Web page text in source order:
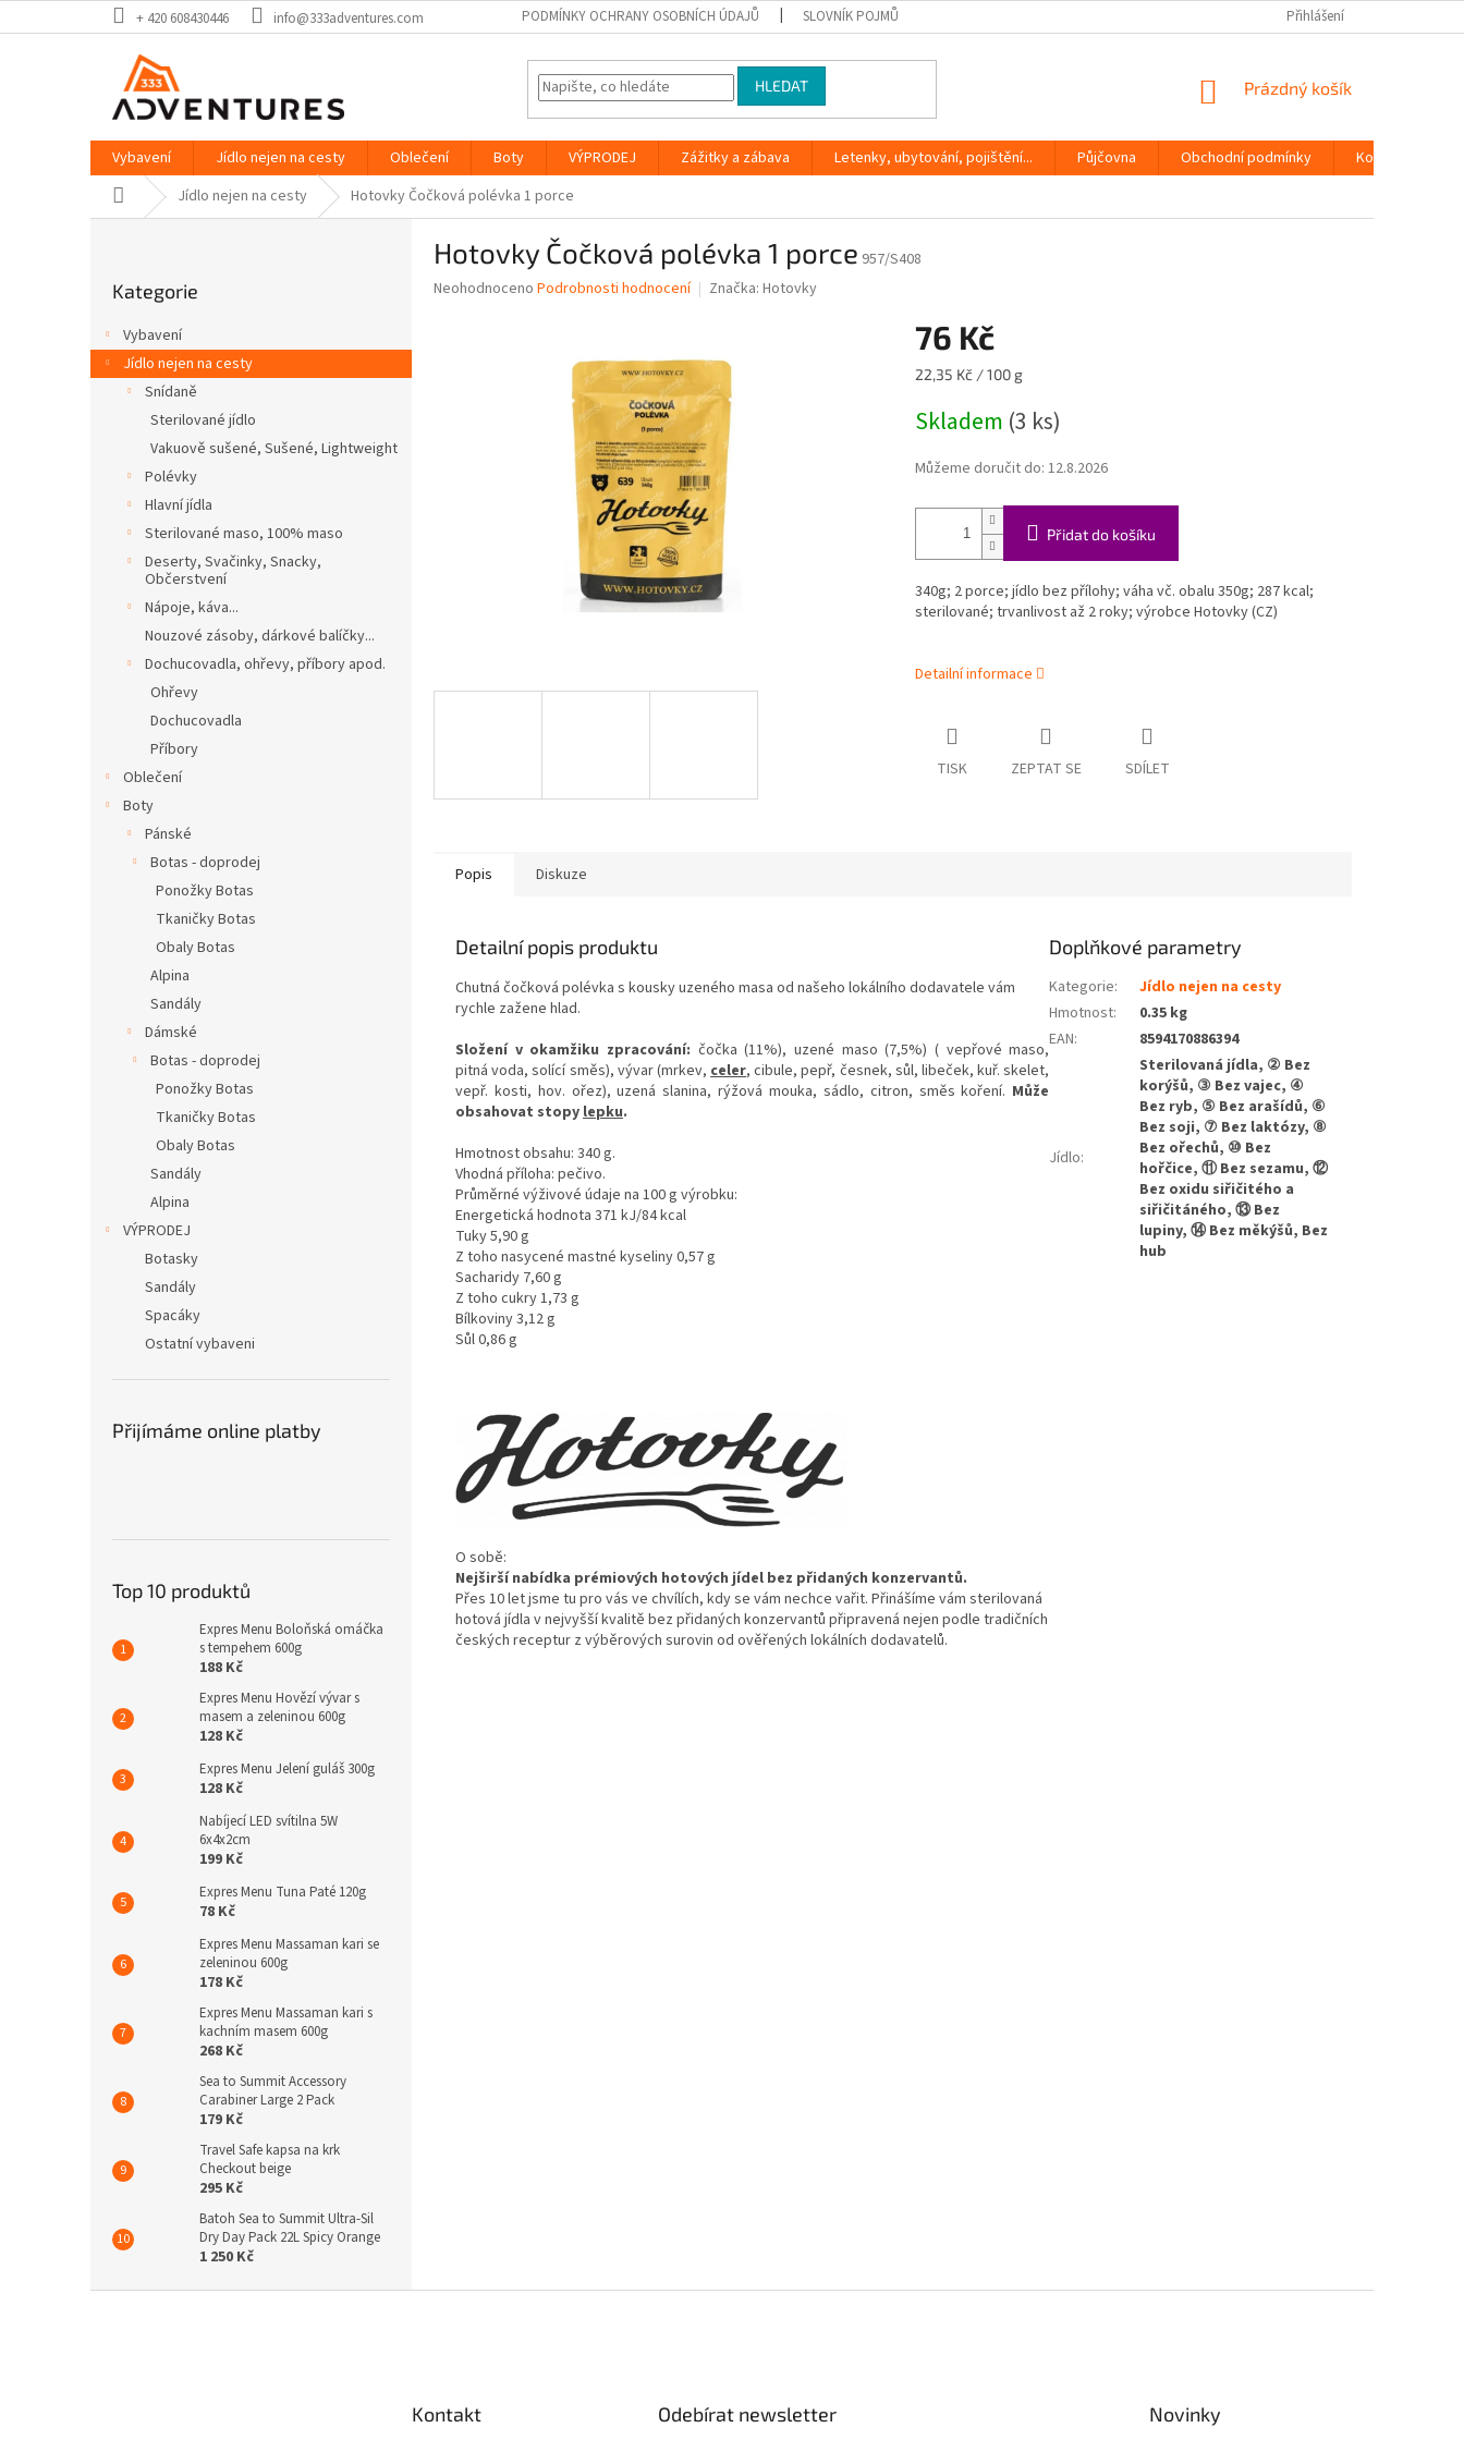
na
+ 420 608430446 info@333adventures.com PODMÍNKY OCHRANY OSOBNÍCH ÚDAJŮ SLOVNÍK POJMŮ Přihlášení
HLEDAT
NÁKUPNÍ
Prázdný košík
Vybavení Jídlo nejen na cesty Oblečení Boty VÝPRODEJ Zážitky a zábava Letenky, ubytování, pojištění... Půjčovna Obchodní podmínky
Kontakty
Domů Jídlo nejen na cesty Hotovky Čočková polévka 1 porce
a
n
kategorie
Kategorie
Vybavení
Jídlo nejen na cesty
Snídaně
Sterilované jídlo
Vakuově sušené, Sušené, Lightweight
Polévky
Hlavní jídla
Sterilované maso, 100% maso
Deserty, Svačinky, Snacky,
Občerstvení
Nápoje, káva...
Nouzové zásoby, dárkové balíčky...
Dochucovadla, ohřevy, příbory apod.
Ohřevy
Dochucovadla
Příbory
Oblečení
Boty
Pánské
Botas - doprodej
Ponožky Botas
Tkaničky Botas
Obaly Botas
Alpina
Sandály
Dámské
Botas - doprodej
Ponožky Botas
Tkaničky Botas
Obaly Botas
Sandály
Alpina
VÝPRODEJ
Botasky
Sandály
Spacáky
Ostatní vybaveni
Přijímáme online platby
Top 10 produktů
Expres Menu Boloňská omáčka
s tempehem 600g
188 Kč
Expres Menu Hovězí vývar s
masem a zeleninou 600g
128 Kč
Expres Menu Jelení guláš 300g
128 Kč
Nabíjecí LED svítilna 5W
6x4x2cm
199 Kč
Expres Menu Tuna Paté 120g
78 Kč
Expres Menu Massaman kari se
zeleninou 600g
178 Kč
Expres Menu Massaman kari s
kachním masem 600g
268 Kč
Sea to Summit Accessory
Carabiner Large 2 Pack
179 Kč
Travel Safe kapsa na krk
Checkout beige
295 Kč
Batoh Sea to Summit Ultra-Sil
Dry Day Pack 22L Spicy Orange
1 250 Kč
Hotovky Čočková polévka 1 porce 957/S408
Průměrné
Neohodnoceno Podrobnosti hodnocení Značka: Hotovky
76 Kč
Měrná
22,35 Kč / 100 g
Skladem (3 ks)
Můžeme doručit do: 12.8.2026
Přidat do košíku
340g; 2 porce; jídlo bez přílohy; váha vč. obalu 350g; 287 kcal;
sterilované; trvanlivost až 2 roky; výrobce Hotovky (CZ)
Detailní informace
TISK ZEPTAT SE SDÍLET
Popis Diskuze
Detailní popis produktu
Chutná čočková polévka s kousky uzeného masa od našeho lokálního dodavatele vám
rychle zažene hlad.
Složení v okamžiku zpracování: čočka (11%), uzené maso (7,5%) ( vepřové maso,
pitná voda, solící směs), vývar (mrkev, celer, cibule, pepř, česnek, sůl, libeček, kuř. skelet,
vepř. kosti, hov. ořez), uzená slanina, rýžová mouka, sádlo, citron, směs koření. Může
obsahovat stopy lepku.
Hmotnost obsahu: 340 g.
Vhodná příloha: pečivo.
Průměrné výživové údaje na 100 g výrobku:
Energetická hodnota 371 kJ/84 kcal
Tuky 5,90 g
Z toho nasycené mastné kyseliny 0,57 g
Sacharidy 7,60 g
Z toho cukry 1,73 g
Bílkoviny 3,12 g
Sůl 0,86 g
O sobě:
Nejširší nabídka prémiových hotových jídel bez přidaných konzervantů.
Přes 10 let jsme tu pro vás ve chvílích, kdy se vám nechce vařit. Přinášíme vám sterilovaná
hotová jídla v nejvyšší kvalitě bez přidaných konzervantů připravená nejen podle tradičních
českých receptur z výběrových surovin od ověřených lokálních dodavatelů.
Doplňkové parametry
Kategorie:
Jídlo nejen na cesty
Hmotnost:
0.35 kg
EAN: 8594170886394
Jídlo:
Sterilovaná jídla, ② Bez
korýšů, ③ Bez vajec, ④
Bez ryb, ⑤ Bez arašídů, ⑥
Bez soji, ⑦ Bez laktózy, ⑧
Bez ořechů, ⑩ Bez
hořčice, ⑪ Bez sezamu, ⑫
Bez oxidu siřičitého a
siřičitáného, ⑬ Bez
lupiny, ⑭ Bez měkýšů, Bez
hub
Kontakt Odebírat newsletter Novinky